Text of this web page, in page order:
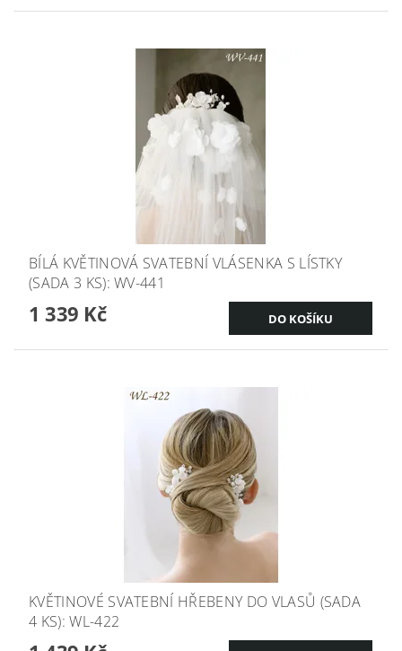
BÍLÁ KVĚTINOVÁ SVATEBNÍ VLÁSENKA S LÍSTKY
(SADA 3 KS): WV-441
1 339 Kč
KVĚTINOVÉ SVATEBNÍ HŘEBENY DO VLASŮ (SADA
4 KS): WL-422